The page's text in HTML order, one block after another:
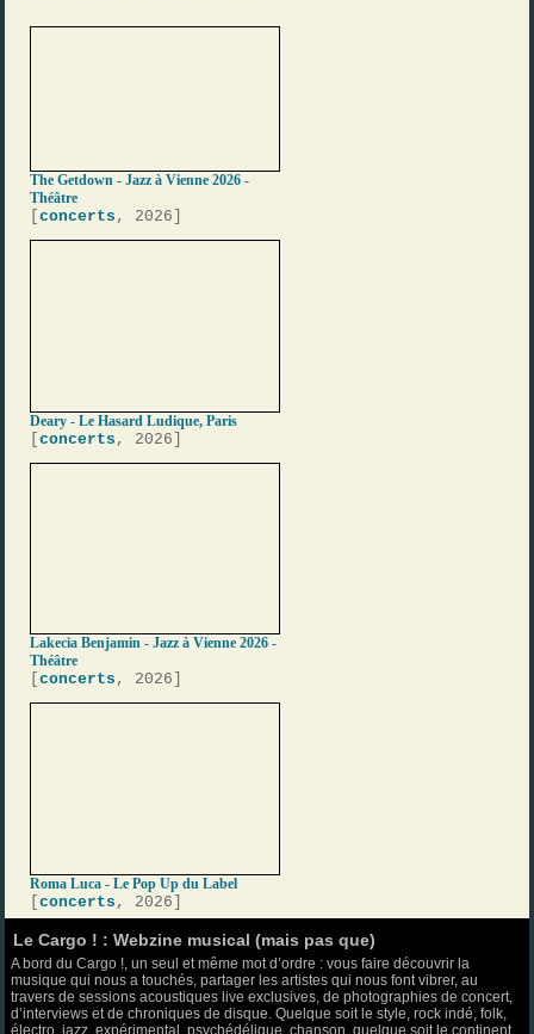
The Getdown - Jazz à Vienne 2026 -
Théâtre
[concerts , 2026]
Deary - Le Hasard Ludique, Paris
[concerts , 2026]
Lakecia Benjamin - Jazz à Vienne 2026 -
Théâtre
[concerts , 2026]
Roma Luca - Le Pop Up du Label
[concerts , 2026]
Le Cargo ! : Webzine musical (mais pas que)
A bord du Cargo !, un seul et même mot d’ordre : vous faire découvrir la
musique qui nous a touchés, partager les artistes qui nous font vibrer, au
travers de sessions acoustiques live exclusives, de photographies de concert,
d’interviews et de chroniques de disque. Quelque soit le style, rock indé, folk,
électro, jazz, expérimental, psychédélique, chanson, quelque soit le continent